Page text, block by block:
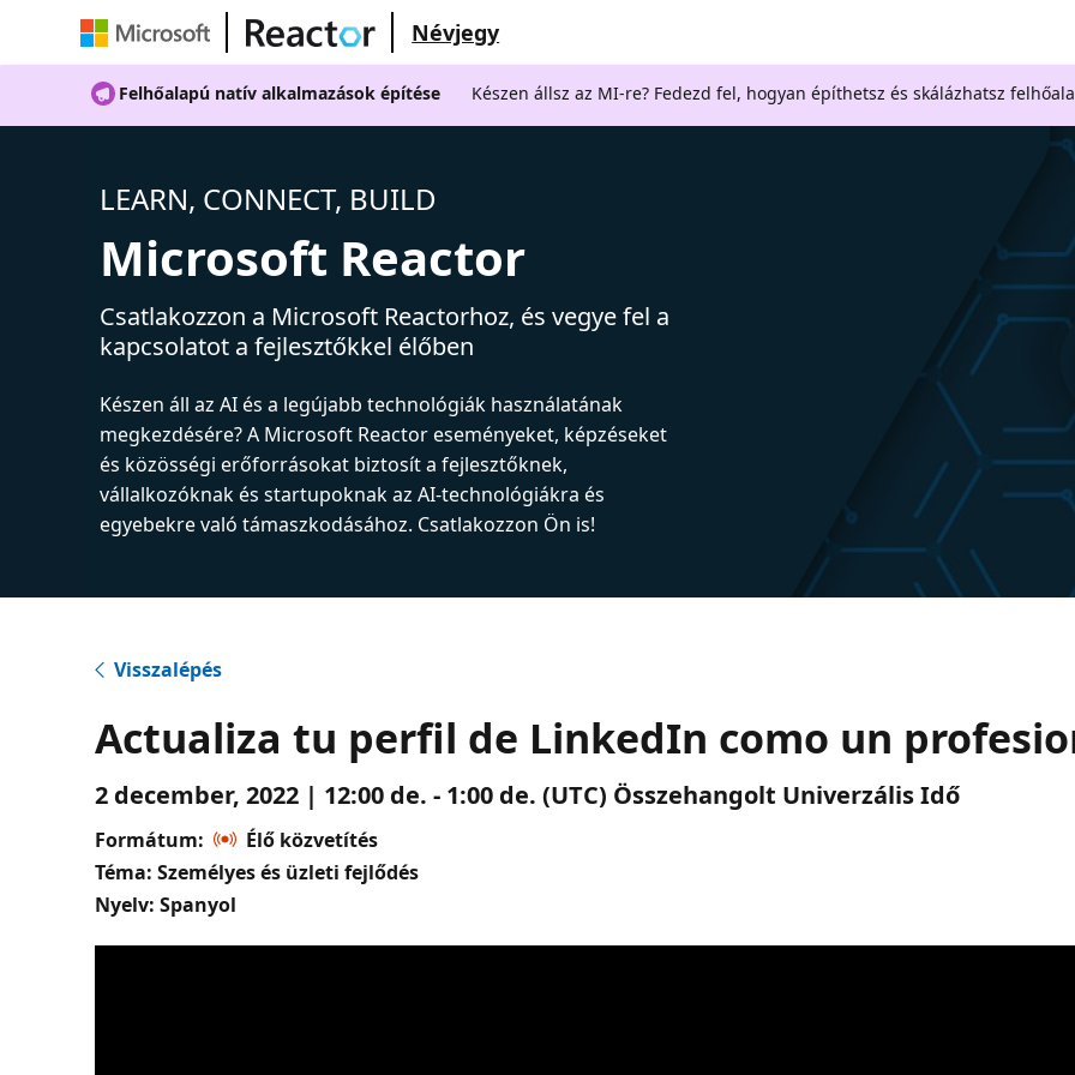
Névjegy
Felhőalapú natív alkalmazások építése Készen állsz az MI-re? Fedezd fel, hogyan építhetsz és skálázhatsz
LEARN, CONNECT, BUILD
Microsoft Reactor
Csatlakozzon a Microsoft Reactorhoz, és vegye fel a
kapcsolatot a fejlesztőkkel élőben
Készen áll az AI és a legújabb technológiák használatának
megkezdésére? A Microsoft Reactor eseményeket, képzéseket
és közösségi erőforrásokat biztosít a fejlesztőknek,
vállalkozóknak és startupoknak az AI-technológiákra és
egyebekre való támaszkodásához. Csatlakozzon Ön is!
Visszalépés
Actualiza tu perfil de LinkedIn como un
2 december, 2022 | 12:00 de. - 1:00 de. (UTC) Összehangolt Univerzális Idő
Formátum:
Élő közvetítés
Téma: Személyes és üzleti fejlődés
Nyelv: Spanyol